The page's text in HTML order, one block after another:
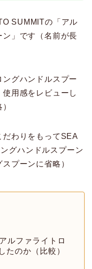
SUMMITの「アル
」です（名前が長
グハンドルスプー
用感をレビューし
だわりをもってSEA
グハンドルスプーン
プーンに省略）
ルファライトロ
たのか（比較）